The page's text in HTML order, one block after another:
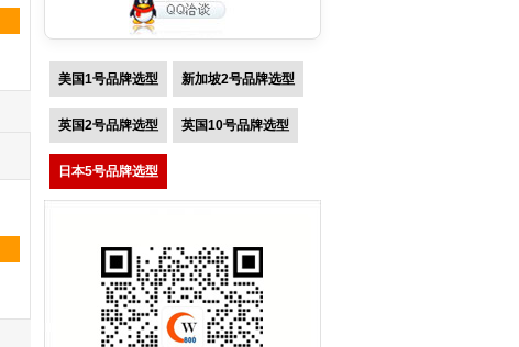
美国1号品牌选型 新加坡2号品牌选型
英国2号品牌选型 英国10号品牌选型
日本5号品牌选型